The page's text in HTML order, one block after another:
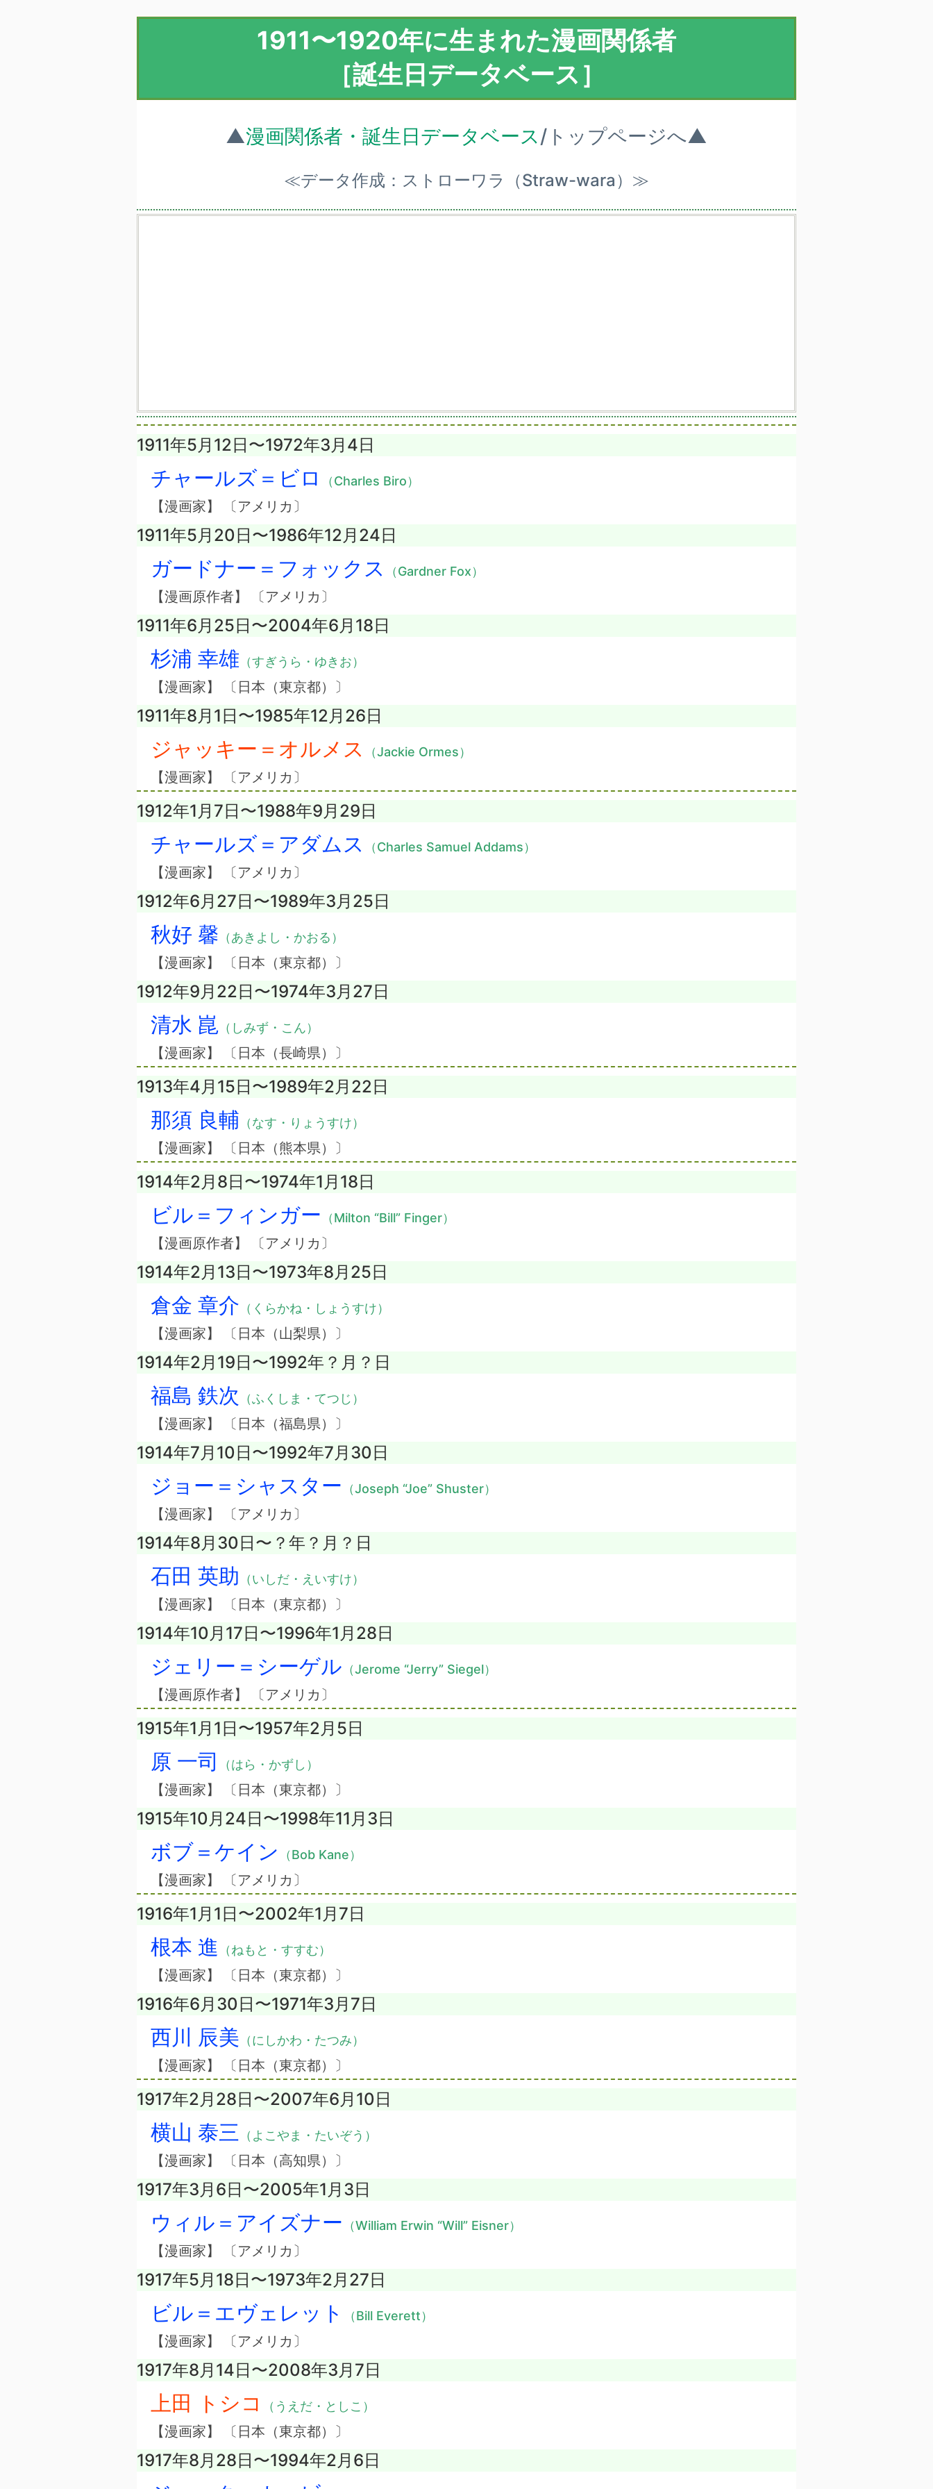
1911〜1920年に生まれた漫画関係者
［誕生日データベース］
▲漫画関係者・誕生日データベース/トップページへ▲
≪データ作成：ストローワラ（Straw-wara）≫
1911年5月12日〜1972年3月4日
チャールズ＝ビロ （Charles Biro）
【漫画家】 〔アメリカ〕
1911年5月20日〜1986年12月24日
ガードナー＝フォックス （Gardner Fox）
【漫画原作者】 〔アメリカ〕
1911年6月25日〜2004年6月18日
杉浦 幸雄 （すぎうら・ゆきお）
【漫画家】 〔日本（東京都）〕
1911年8月1日〜1985年12月26日
ジャッキー＝オルメス （Jackie Ormes）
【漫画家】 〔アメリカ〕
1912年1月7日〜1988年9月29日
チャールズ＝アダムス （Charles Samuel Addams）
【漫画家】 〔アメリカ〕
1912年6月27日〜1989年3月25日
秋好 馨 （あきよし・かおる）
【漫画家】 〔日本（東京都）〕
1912年9月22日〜1974年3月27日
清水 崑 （しみず・こん）
【漫画家】 〔日本（長崎県）〕
1913年4月15日〜1989年2月22日
那須 良輔 （なす・りょうすけ）
【漫画家】 〔日本（熊本県）〕
1914年2月8日〜1974年1月18日
ビル＝フィンガー （Milton “Bill” Finger）
【漫画原作者】 〔アメリカ〕
1914年2月13日〜1973年8月25日
倉金 章介 （くらかね・しょうすけ）
【漫画家】 〔日本（山梨県）〕
1914年2月19日〜1992年？月？日
福島 鉄次 （ふくしま・てつじ）
【漫画家】 〔日本（福島県）〕
1914年7月10日〜1992年7月30日
ジョー＝シャスター （Joseph “Joe” Shuster）
【漫画家】 〔アメリカ〕
1914年8月30日〜？年？月？日
石田 英助 （いしだ・えいすけ）
【漫画家】 〔日本（東京都）〕
1914年10月17日〜1996年1月28日
ジェリー＝シーゲル （Jerome “Jerry” Siegel）
【漫画原作者】 〔アメリカ〕
1915年1月1日〜1957年2月5日
原 一司 （はら・かずし）
【漫画家】 〔日本（東京都）〕
1915年10月24日〜1998年11月3日
ボブ＝ケイン （Bob Kane）
【漫画家】 〔アメリカ〕
1916年1月1日〜2002年1月7日
根本 進 （ねもと・すすむ）
【漫画家】 〔日本（東京都）〕
1916年6月30日〜1971年3月7日
西川 辰美 （にしかわ・たつみ）
【漫画家】 〔日本（東京都）〕
1917年2月28日〜2007年6月10日
横山 泰三 （よこやま・たいぞう）
【漫画家】 〔日本（高知県）〕
1917年3月6日〜2005年1月3日
ウィル＝アイズナー （William Erwin “Will” Eisner）
【漫画家】 〔アメリカ〕
1917年5月18日〜1973年2月27日
ビル＝エヴェレット （Bill Everett）
【漫画家】 〔アメリカ〕
1917年8月14日〜2008年3月7日
上田 トシコ （うえだ・としこ）
【漫画家】 〔日本（東京都）〕
1917年8月28日〜1994年2月6日